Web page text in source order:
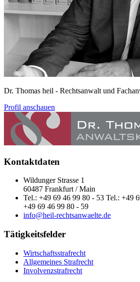
Dr. Thomas heil - Rechtsanwalt und
Profil anschauen
Kontaktdaten
Wildunger Strasse 1
60487 Frankfurt / Main
Tel.: +49 69 46 99 80 - 53 Tel.: +49
+49 69 46 99 80 - 59
info@heil-rechtsanwaelte.de
Tätigkeitsfelder
Wirtschaftsstrafrecht
Allgemeines Strafrecht
Involvenzstrafrecht